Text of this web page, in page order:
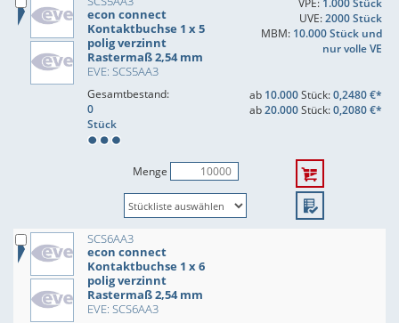
econ connect
Kontaktbuchse 1 x 5
polig verzinnt
Rastermaß 2,54 mm
EVE: SCS5AA3
VPE: 1.000 Stück
UVE:2000 Stück
MBM: 10.000 Stück und
nur volle VE
Gesamtbestand:
0
Stück
ab 10.000Stück:0,2480 €*
ab20.000Stück:0,2080 €*
Menge
SCS6AA3
econ connect
Kontaktbuchse 1 x 6
polig verzinnt
Rastermaß 2,54 mm
EVE: SCS6AA3